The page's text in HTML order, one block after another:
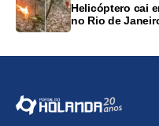
Helicóptero cai
no Rio de